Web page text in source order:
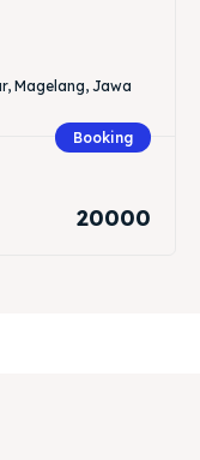
Magelang, Jawa
Booking
20000